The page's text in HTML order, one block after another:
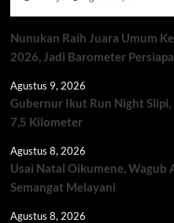
Nunukan Raih Juara Umum
2026, Jadi Barometer
Agustus 9, 2026
Gubernur Ikut Run Night Slipi,
7,5 Kilometer
Agustus 8, 2026
Usai Natal Oikumene, Wagub
Semangat Melayani
Agustus 8, 2026